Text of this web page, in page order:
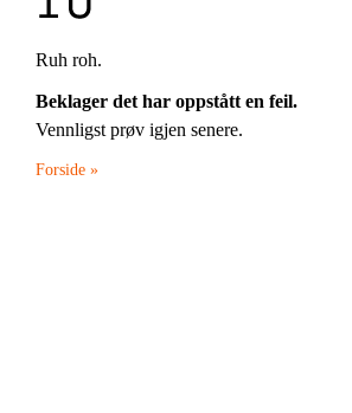
Ruh roh.
Beklager det har oppstått en feil.
Vennligst prøv igjen senere.
Forside »